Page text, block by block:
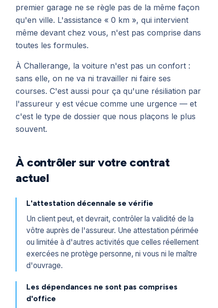
premier garage ne se règle pas de la même façon
qu'en ville. L'assistance « 0 km », qui intervient
même devant chez vous, n'est pas comprise dans
toutes les formules.
À Challerange, la voiture n'est pas un confort :
sans elle, on ne va ni travailler ni faire ses
courses. C'est aussi pour ça qu'une résiliation par
l'assureur y est vécue comme une urgence — et
c'est le type de dossier que nous plaçons le plus
souvent.
À contrôler sur votre contrat
actuel
L'attestation décennale se vérifie
Un client peut, et devrait, contrôler la validité de la
vôtre auprès de l'assureur. Une attestation périmée
ou limitée à d'autres activités que celles réellement
exercées ne protège personne, ni vous ni le maître
d'ouvrage.
Les dépendances ne sont pas comprises
d'office